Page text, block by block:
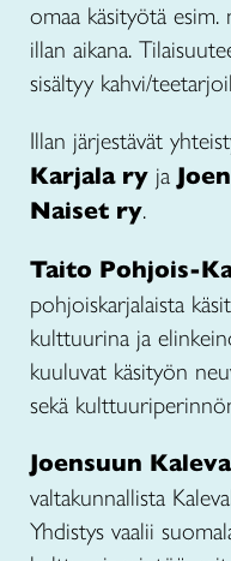
omaa käsityötä esim.
illan aikana.
sisältyy kahvi/
Illan järjestävät
Karjala ry ja
Naiset ry.
Taito Pohjois-
pohjoiskarjalaista
kulttuurina ja
kuuluvat käsityön
sekä
Joensuun
valtakunnallista
Yhdistys vaalii